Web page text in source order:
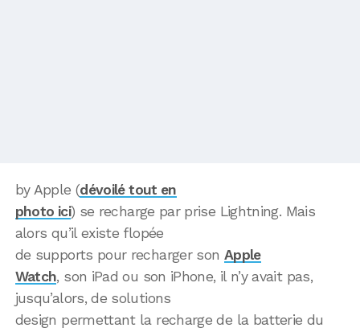
by Apple (dévoilé tout en
photo ici) se recharge par prise Lightning. Mais
alors qu’il existe flopée
de supports pour recharger son Apple
Watch, son iPad ou son iPhone, il n’y avait pas,
jusqu’alors, de solutions
design permettant la recharge de la batterie du